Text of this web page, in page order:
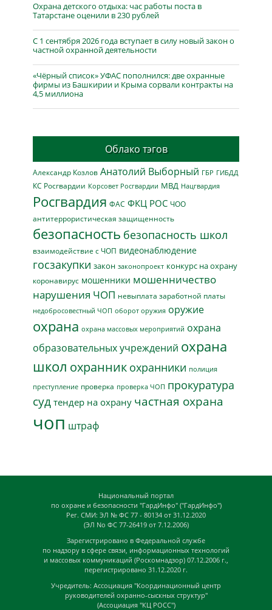
Охрана детского отдыха: час работы поста в
Татарстане оценили в 230 рублей
С 1 сентября 2026 года вступает в силу новый закон о
частной охранной деятельности
«Чёрный список» УФАС пополнился: две охранные
фирмы из Башкирии и Крыма сорвали контракты на
4,5 миллиона
Облако тэгов
Александр Козлов Анатолий Выборный ГБР ГИБДД
КС Росгвардии Корсовет Росгвардии МВД Нацгвардия
Росгвардия ФАС ФКЦ РОС ЧОО
антитеррористическая защищенность
безопасность безопасность школ
взаимодействие с ЧОП видеонаблюдение
госзакупки закон законопроект конкурс на охрану
коронавирус мошенники мошенничество
нарушения ЧОП невыплата заработной платы
недобросовестный ЧОП оборот оружия оружие
охрана охрана массовых мероприятий охрана
образовательных учреждений охрана
школ охранник охранники полиция
преступление проверка проверка ЧОП прокуратура
суд тендер на охрану частная охрана
чоп штраф
Национальный портал
по охране и безопасности "ГардИнфо" ("ГардИнфо")
Рег. СМИ: ЭЛ № ФС 77 - 80134 от 31.12.2020
(ЭЛ No ФС 77-26419 от 7.12.2006)
Зарегистрировано в Федеральной службе
по надзору в сфере связи, информационных технологий
и массовых коммуникаций (Роскомнадзор) 07.12.2006 г.,
перегистрировано 31.12.2020 г.
Учредитель: Ассоциация "Координационный центр
руководителей охранно-сыскных структур"
(Ассоциация "КЦ РОСС")